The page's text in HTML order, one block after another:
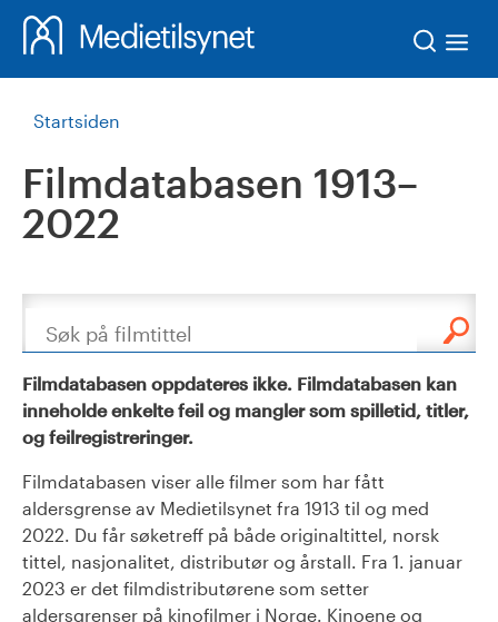
Startsiden
Filmdatabasen 1913–
2022
Søk
Filmdatabasen oppdateres ikke. Filmdatabasen kan
inneholde enkelte feil og mangler som spilletid, titler,
og feilregistreringer.
Filmdatabasen viser alle filmer som har fått
aldersgrense av Medietilsynet fra 1913 til og med
2022. Du får søketreff på både originaltittel, norsk
tittel, nasjonalitet, distributør og årstall. Fra 1. januar
2023 er det filmdistributørene som setter
aldersgrenser på kinofilmer i Norge. Kinoene og